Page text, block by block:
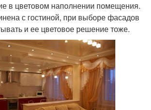
в цветовом наполнении помещения.
с гостиной, при выборе фасадов
и ее цветовое решение тоже.